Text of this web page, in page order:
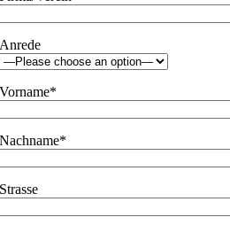
Anrede
Vorname*
Nachname*
Strasse